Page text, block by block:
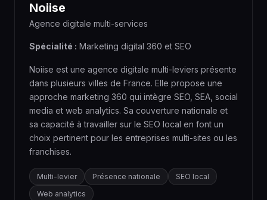
Noiise
Agence digitale multi-services
Spécialité : Marketing digital 360 et SEO
Noiise est une agence digitale multi-leviers présente
dans plusieurs villes de France. Elle propose une
approche marketing 360 qui intègre SEO, SEA, social
media et web analytics. Sa couverture nationale et
sa capacité à travailler sur le SEO local en font un
choix pertinent pour les entreprises multi-sites ou les
franchises.
Multi-levier Présence nationale
SEO local
Web analytics